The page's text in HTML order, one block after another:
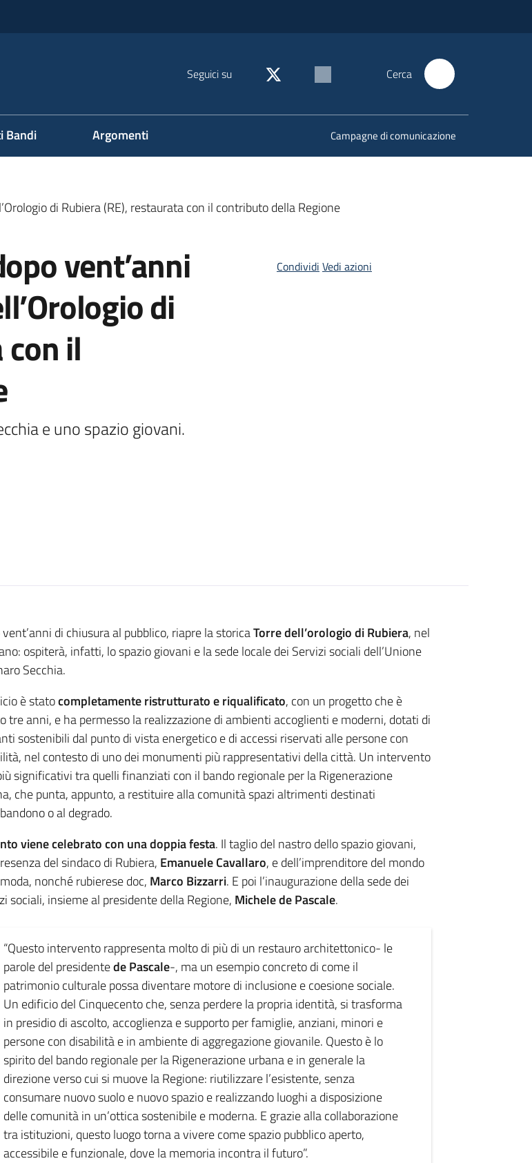
Seguici su Cerca
Bandi Argomenti Campagne di comunicazione
di Rubiera (RE), restaurata con il contributo della Regione
vent’anni
di
il
e uno spazio giovani.
Condividi Vedi azioni
vent’anni di chiusura al pubblico, riapre la storicaTorre dell’orologio di Rubiera, nel
ospiterà, infatti, lo spazio giovani e la sede locale dei Servizi sociali dell’Unione
Secchia.
è statocompletamente ristrutturato e riqualificato, con un progetto che è
tre anni, e ha permesso la realizzazione di ambienti accoglienti e moderni, dotati di
sostenibili dal punto di vista energetico e di accessi riservati alle persone con
nel contesto di uno dei monumenti più rappresentativi della città. Un intervento
significativi tra quelli finanziati con il bando regionale per la Rigenerazione
che punta, appunto, a restituire alla comunità spazi altrimenti destinati
o al degrado.
viene celebrato con una doppia festa. Il taglio del nastro dello spazio giovani,
del sindaco di Rubiera, Emanuele Cavallaro, e dell’imprenditore del mondo
nonché rubierese doc, Marco Bizzarri. E poi l’inaugurazione della sede dei
sociali, insieme al presidente della Regione, Michele de Pascale.
“Questo intervento rappresenta molto di più di un restauro architettonico- le
parole del presidentede Pascale-, ma un esempio concreto di come il
patrimonio culturale possa diventare motore di inclusione e coesione sociale.
Un edificio del Cinquecento che, senza perdere la propria identità, si trasforma
in presidio di ascolto, accoglienza e supporto per famiglie, anziani, minori e
persone con disabilità e in ambiente di aggregazione giovanile. Questo è lo
spirito del bando regionale per la Rigenerazione urbana e in generale la
direzione verso cui si muove la Regione: riutilizzare l’esistente, senza
consumare nuovo suolo e nuovo spazio e realizzando luoghi a disposizione
delle comunità in un’ottica sostenibile e moderna. E grazie alla collaborazione
tra istituzioni, questo luogo torna a vivere come spazio pubblico aperto,
accessibile e funzionale, dove la memoria incontra il futuro”.